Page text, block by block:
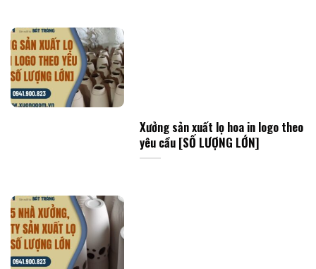
Xưởng sản xuất lọ hoa in logo theo
yêu cầu [SỐ LƯỢNG LỚN]